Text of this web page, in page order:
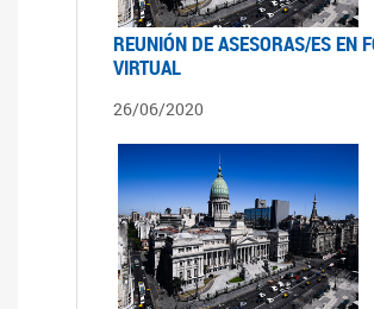
REUNIÓN DE ASESORAS/ES EN
VIRTUAL
26/06/2020